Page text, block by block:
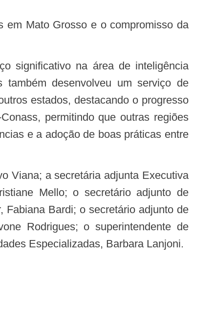
também desenvolveu um serviço de
estados, destacando o progresso
permitindo que outras regiões
e a adoção de boas práticas entre
Mello; o secretário adjunto de
Fabiana Bardi; o secretário adjunto de
Rodrigues; o superintendente de
Especializadas, Barbara Lanjoni.